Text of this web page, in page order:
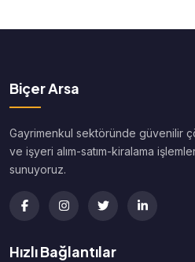
Biçer Arsa
Gayrimenkul sektöründe güvenilir
ve işyeri alım-satım-kiralama
sunuyoruz.
Hızlı Bağlantılar